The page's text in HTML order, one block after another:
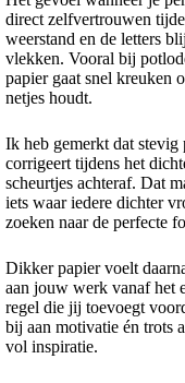
direct zelfvertrouwen
weerstand en de letters
vlekken. Vooral bij
papier gaat snel kreuken
netjes houdt.
Ik heb gemerkt dat
corrigeert tijdens het
scheurtjes achteraf. Dat
iets waar iedere dichter
zoeken naar de perfecte
Dikker papier voelt
aan jouw werk vanaf het
regel die jij toevoegt
bij aan motivatie én trots
vol inspiratie.